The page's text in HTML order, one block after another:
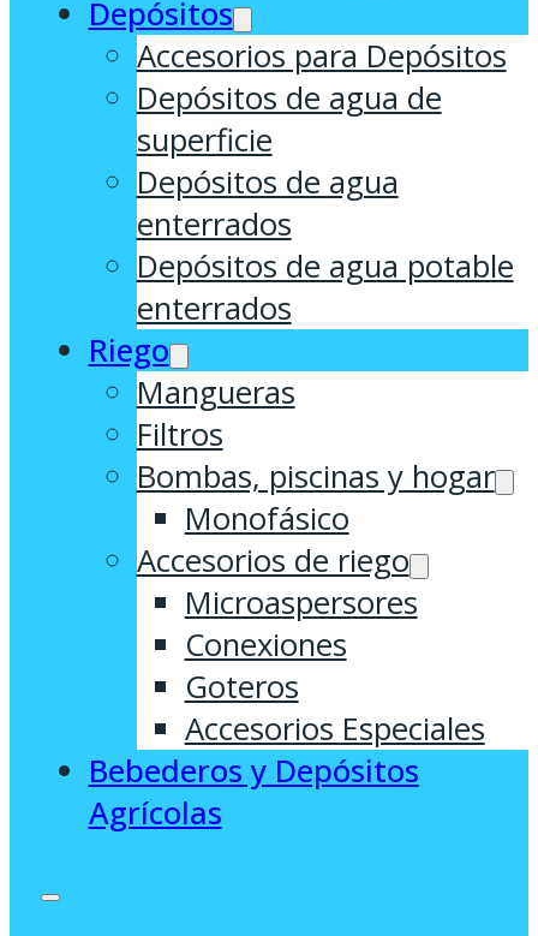
Depósitos
Accesorios para Depósitos
Depósitos de agua de
superficie
Depósitos de agua
enterrados
Depósitos de agua potable
enterrados
Riego
Mangueras
Filtros
Bombas, piscinas y hogar
Monofásico
Accesorios de riego
Microaspersores
Conexiones
Goteros
Accesorios Especiales
Bebederos y Depósitos
Agrícolas